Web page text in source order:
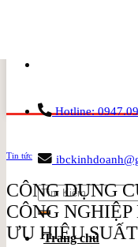
Hotline:
Search
for:
Trang chủ
Tin tức
CÔNG DỤNG
CÔNG
ƯU HIỆU